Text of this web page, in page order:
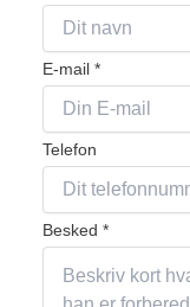
E-mail *
Telefon
Besked *